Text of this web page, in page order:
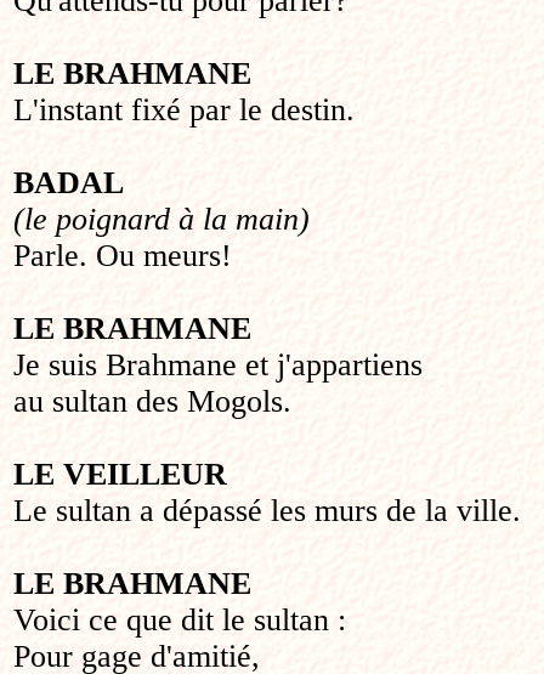
LE BRAHMANE
L'instant fixé par le destin.
BADAL
(le poignard à la main)
Parle. Ou meurs!
LE BRAHMANE
Je suis Brahmane et j'appartiens
au sultan des Mogols.
LE VEILLEUR
Le sultan a dépassé les murs de la ville.
LE BRAHMANE
Voici ce que dit le sultan :
Pour gage d'amitié,